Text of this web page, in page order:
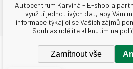
Copyright © 2026
Všechna práva
Autocentrum Karviná - E-shop a
využití jednotlivých dat, aby Vám
informace týkající se Vašich zájmů
Souhlas udělíte kliknutím na
Zamítnout vše